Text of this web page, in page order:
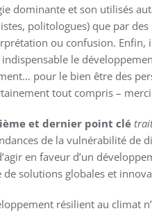
dominante et son utilisés
politologues) que par
ou confusion. Enfin,
le
pour le bien être des
tout compris – merci
et dernier point clé
de la vulnérabilité de
en faveur d’un
de solutions globales et
résilient au climat